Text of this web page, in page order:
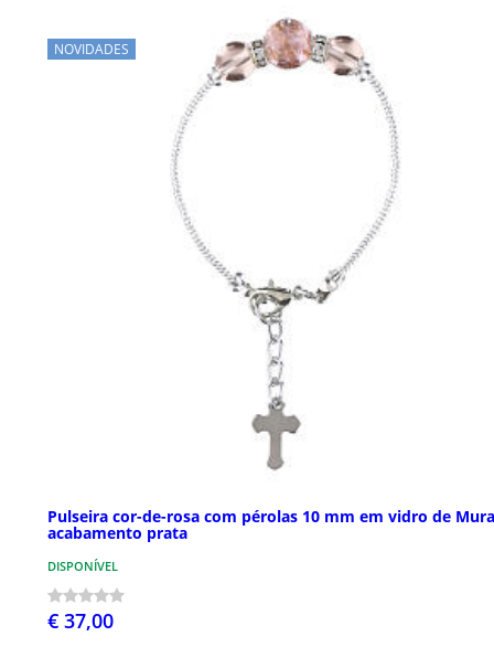
NOVIDADES
Pulseira cor-de-rosa com pérolas 10 mm em vidro de
acabamento prata
DISPONÍVEL
€ 37,00